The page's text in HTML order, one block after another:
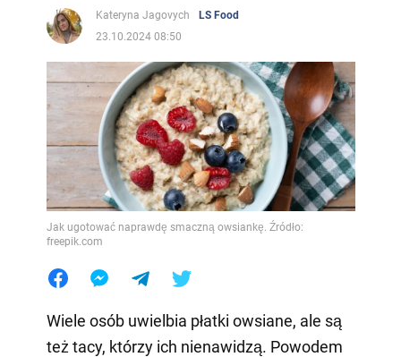
Kateryna Jagovych
LS Food
23.10.2024 08:50
Jak ugotować naprawdę smaczną owsiankę. Źródło:
freepik.com
Wiele osób uwielbia płatki owsiane, ale są
też tacy, którzy ich nienawidzą. Powodem